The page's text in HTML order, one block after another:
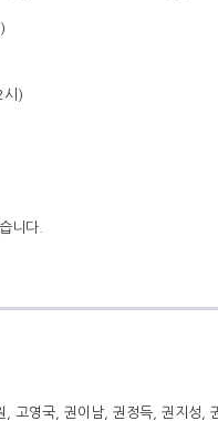
시)
니다.
, 고영국, 권이남, 권정득, 권지성,